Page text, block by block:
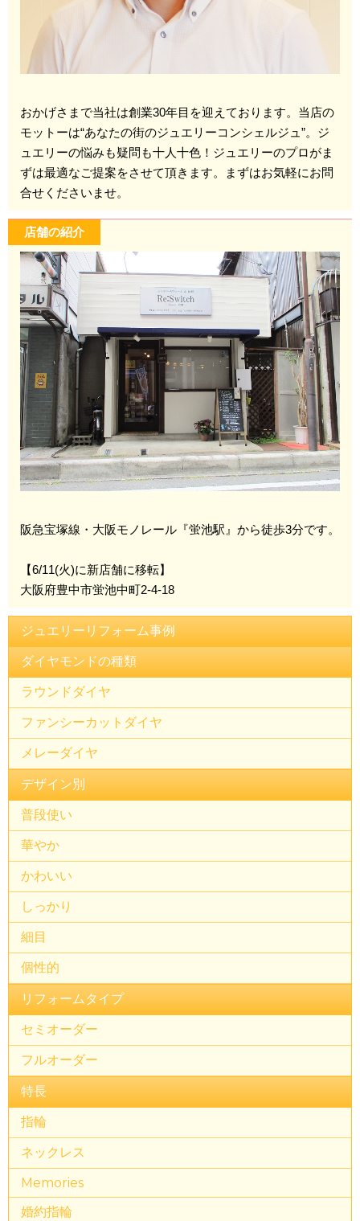
おかげさまで当社は創業30年目を迎えております。当店の
モットーは“あなたの街のジュエリーコンシェルジュ”。ジ
ュエリーの悩みも疑問も十人十色！ジュエリーのプロがま
ずは最適なご提案をさせて頂きます。まずはお気軽にお問
合せくださいませ。
店舗の紹介
阪急宝塚線・大阪モノレール『蛍池駅』から徒歩3分です。
【6/11(火)に新店舗に移転】
大阪府豊中市蛍池中町2-4-18
ジュエリーリフォーム事例
ダイヤモンドの種類
ラウンドダイヤ
ファンシーカットダイヤ
メレーダイヤ
デザイン別
普段使い
華やか
かわいい
しっかり
細目
個性的
リフォームタイプ
セミオーダー
フルオーダー
特長
指輪
ネックレス
Memories
婚約指輪